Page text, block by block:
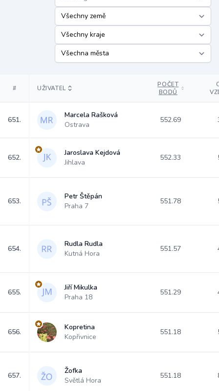
# UŽIVATEL
POČET
BODŮ
651.
Marcela Rašková
Ostrava
552.69
652.
Jaroslava Kejdová
Jihlava
552.33
653.
Petr Štěpán
Praha 7
551.78
654.
Rudla Rudla
Kutná Hora
551.57
655.
Jiří Mikulka
Praha 18
551.29
656.
Kopretina
Kopřivnice
551.18
657.
Žofka
Světlá Hora
551.18